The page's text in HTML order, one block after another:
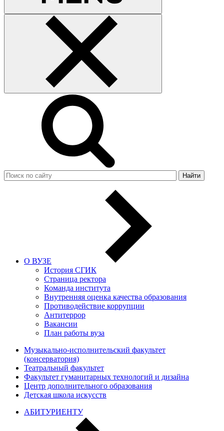
Найти
О ВУЗЕ
История СГИК
Страница ректора
Команда института
Внутренняя оценка качества образования
Противодействие коррупции
Антитеррор
Вакансии
План работы вуза
Музыкально-исполнительский факультет
(консерватория)
Театральный факультет
Факультет гуманитарных технологий и дизайна
Центр дополнительного образования
Детская школа искусств
АБИТУРИЕНТУ